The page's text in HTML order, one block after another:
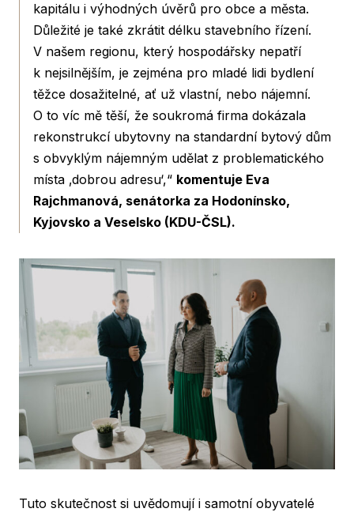
kapitálu i výhodných úvěrů pro obce a města.
Důležité je také zkrátit délku stavebního řízení.
V našem regionu, který hospodářsky nepatří
k nejsilnějším, je zejména pro mladé lidi bydlení
těžce dosažitelné, ať už vlastní, nebo nájemní.
O to víc mě těší, že soukromá firma dokázala
rekonstrukcí ubytovny na standardní bytový dům
s obvyklým nájemným udělat z problematického
místa ‚dobrou adresu‘,“ komentuje Eva
Rajchmanová, senátorka za Hodonínsko,
Kyjovsko a Veselsko (KDU-ČSL).
Tuto skutečnost si uvědomují i samotní obyvatelé